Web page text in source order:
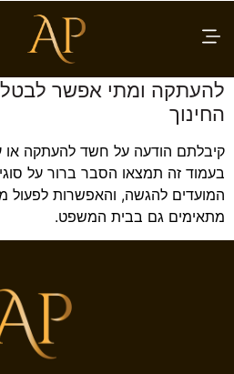
תגית: ערעור על
פסילת בחינת בגרות: איך
להעתקה ומתי אפשר
החינוך
קיבלתם הודעה על חשד להעתקה או
בעמוד זה תמצאו הסבר ברור על
המועדים להגשה, והאפשרות לפעול
מתאימים גם בבית המשפט.